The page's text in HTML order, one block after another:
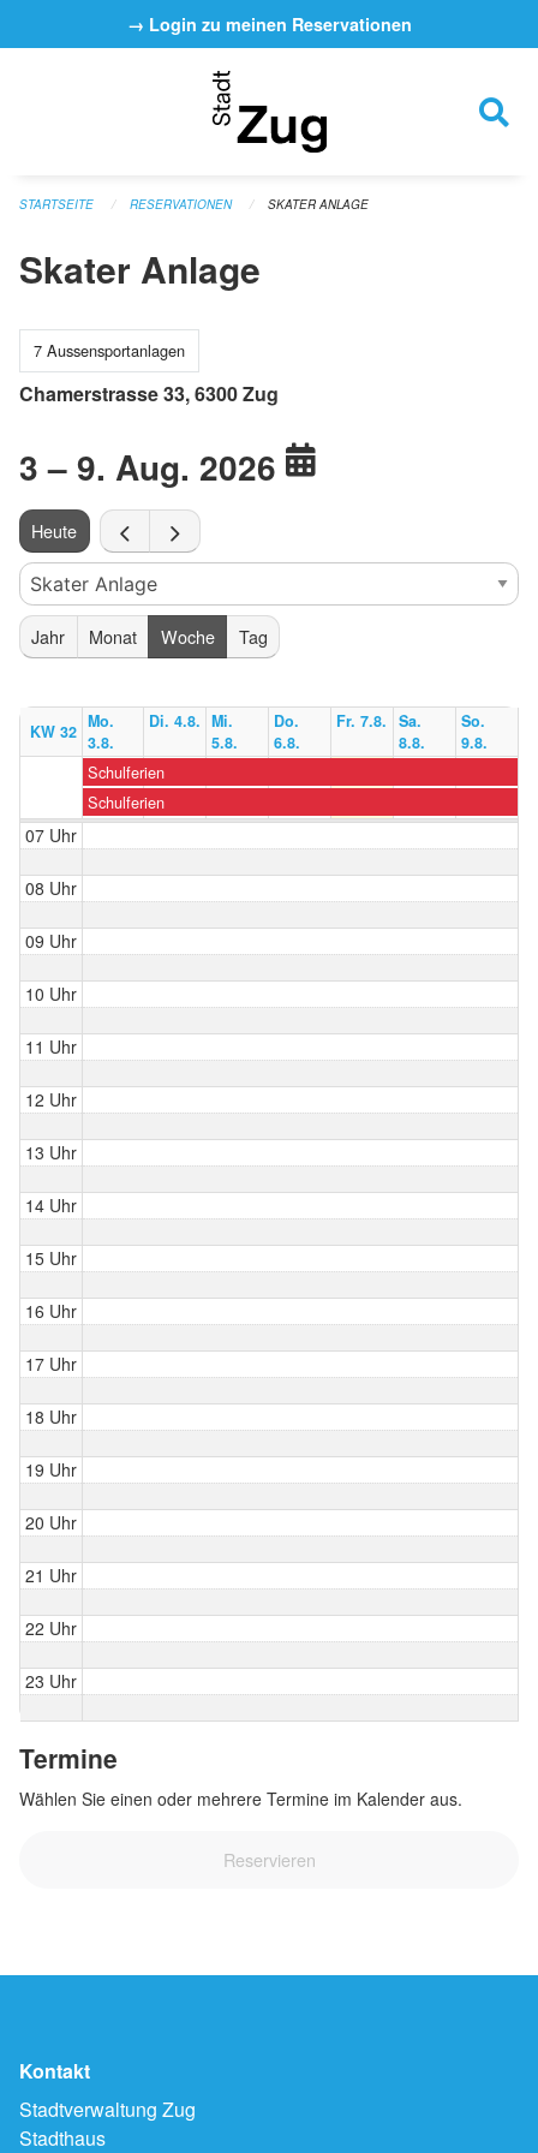
Navigation überspringen→ Login zu meinen Reservationen
STARTSEITE RESERVATIONEN SKATER ANLAGE
Skater Anlage
7 Aussensportanlagen
Chamerstrasse 33, 6300 Zug
3 – 9. Aug. 2026
Heute
Jahr Monat Woche Tag
KW 32 Mo.
3.8.
Di. 4.8. Mi.
5.8.
Do.
6.8.
Fr. 7.8.
Sa.
8.8.
So.
9.8.
Schulferien
Schulferien
07 Uhr
08 Uhr
09 Uhr
10 Uhr
11 Uhr
12 Uhr
13 Uhr
14 Uhr
15 Uhr
16 Uhr
17 Uhr
18 Uhr
19 Uhr
20 Uhr
21 Uhr
22 Uhr
23 Uhr
Termine
Wählen Sie einen oder mehrere Termine im Kalender aus.
Reservieren
Kontakt
Stadtverwaltung Zug
Stadthaus